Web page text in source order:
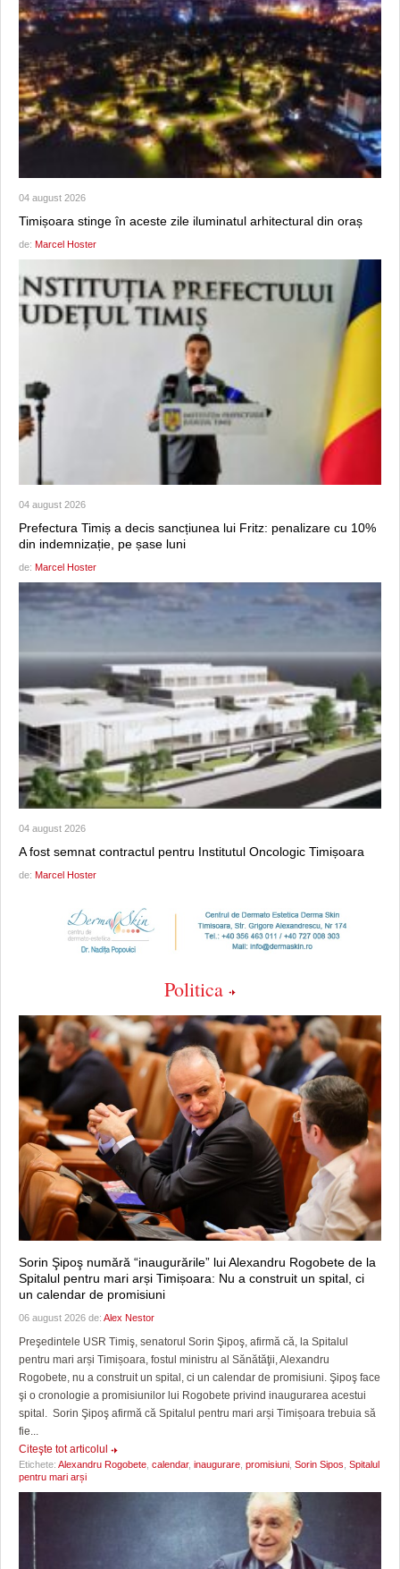
04 august 2026
Timișoara stinge în aceste zile iluminatul arhitectural din oraș
de: Marcel Hoster
04 august 2026
Prefectura Timiș a decis sancțiunea lui Fritz: penalizare cu 10%
din indemnizație, pe șase luni
de: Marcel Hoster
04 august 2026
A fost semnat contractul pentru Institutul Oncologic Timișoara
de: Marcel Hoster
Politica
Sorin Şipoş numără “inaugurările” lui Alexandru Rogobete de la
Spitalul pentru mari arși Timișoara: Nu a construit un spital, ci
un calendar de promisiuni
06 august 2026 de: Alex Nestor
Preşedintele USR Timiş, senatorul Sorin Şipoş, afirmă că, la Spitalul
pentru mari arși Timișoara, fostul ministru al Sănătăţii, Alexandru
Rogobete, nu a construit un spital, ci un calendar de promisiuni. Şipoş face
şi o cronologie a promisiunilor lui Rogobete privind inaugurarea acestui
spital. Sorin Şipoş afirmă că Spitalul pentru mari arși Timișoara trebuia să
fie...
Citeşte tot articolul
Etichete: Alexandru Rogobete calendar, inaugurare promisiuni Sorin Sipos Spitalul
pentru mari arși